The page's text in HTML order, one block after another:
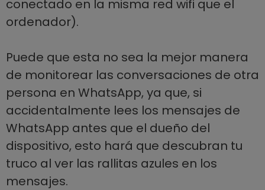
conectado en la misma red wifi que el
ordenador).
Puede que esta no sea la mejor manera
de monitorear las conversaciones de otra
persona en WhatsApp, ya que, si
accidentalmente lees los mensajes de
WhatsApp antes que el dueño del
dispositivo, esto hará que descubran tu
truco al ver las rallitas azules en los
mensajes.